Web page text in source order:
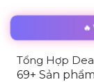
🔥
Tổng Hợp
69+ Sản